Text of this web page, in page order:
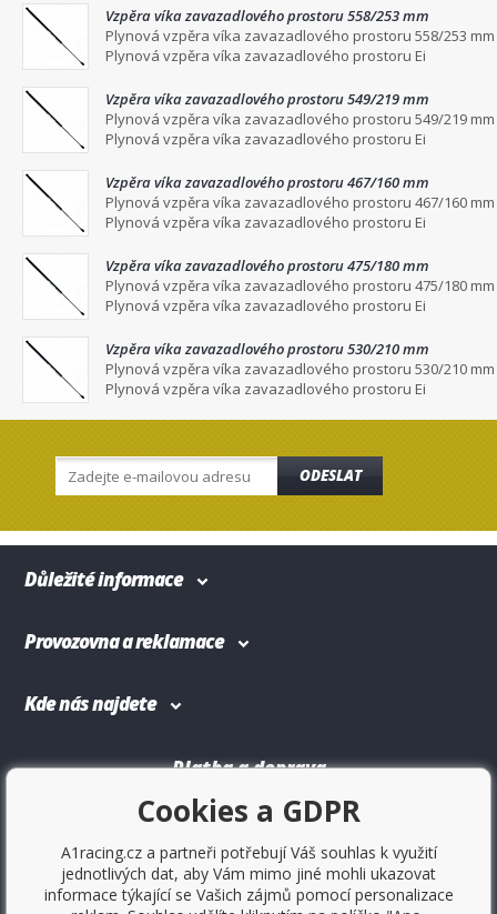
Vzpěra víka zavazadlového prostoru 558/253 mm
Plynová vzpěra víka zavazadlového prostoru 558/253 mm
Plynová vzpěra víka zavazadlového prostoru Ei
Vzpěra víka zavazadlového prostoru 549/219 mm
Plynová vzpěra víka zavazadlového prostoru 549/219 mm
Plynová vzpěra víka zavazadlového prostoru Ei
Vzpěra víka zavazadlového prostoru 467/160 mm
Plynová vzpěra víka zavazadlového prostoru 467/160 mm
Plynová vzpěra víka zavazadlového prostoru Ei
Vzpěra víka zavazadlového prostoru 475/180 mm
Plynová vzpěra víka zavazadlového prostoru 475/180 mm
Plynová vzpěra víka zavazadlového prostoru Ei
Vzpěra víka zavazadlového prostoru 530/210 mm
Plynová vzpěra víka zavazadlového prostoru 530/210 mm
Plynová vzpěra víka zavazadlového prostoru Ei
ODESLAT
Důležité informace
Provozovna a reklamace
Kde nás najdete
Platba a doprava
Cookies a GDPR
A1racing.cz a partneři potřebují Váš souhlas k využití
jednotlivých dat, aby Vám mimo jiné mohli ukazovat
informace týkající se Vašich zájmů pomocí personalizace